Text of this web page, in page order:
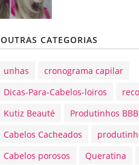
OUTRAS CATEGORIAS
unhas
cronograma capilar
Dicas-Para-Cabelos-loiros
Kutiz Beauté
Produtinhos BBB
Cabelos Cacheados
Cabelos porosos
Queratina